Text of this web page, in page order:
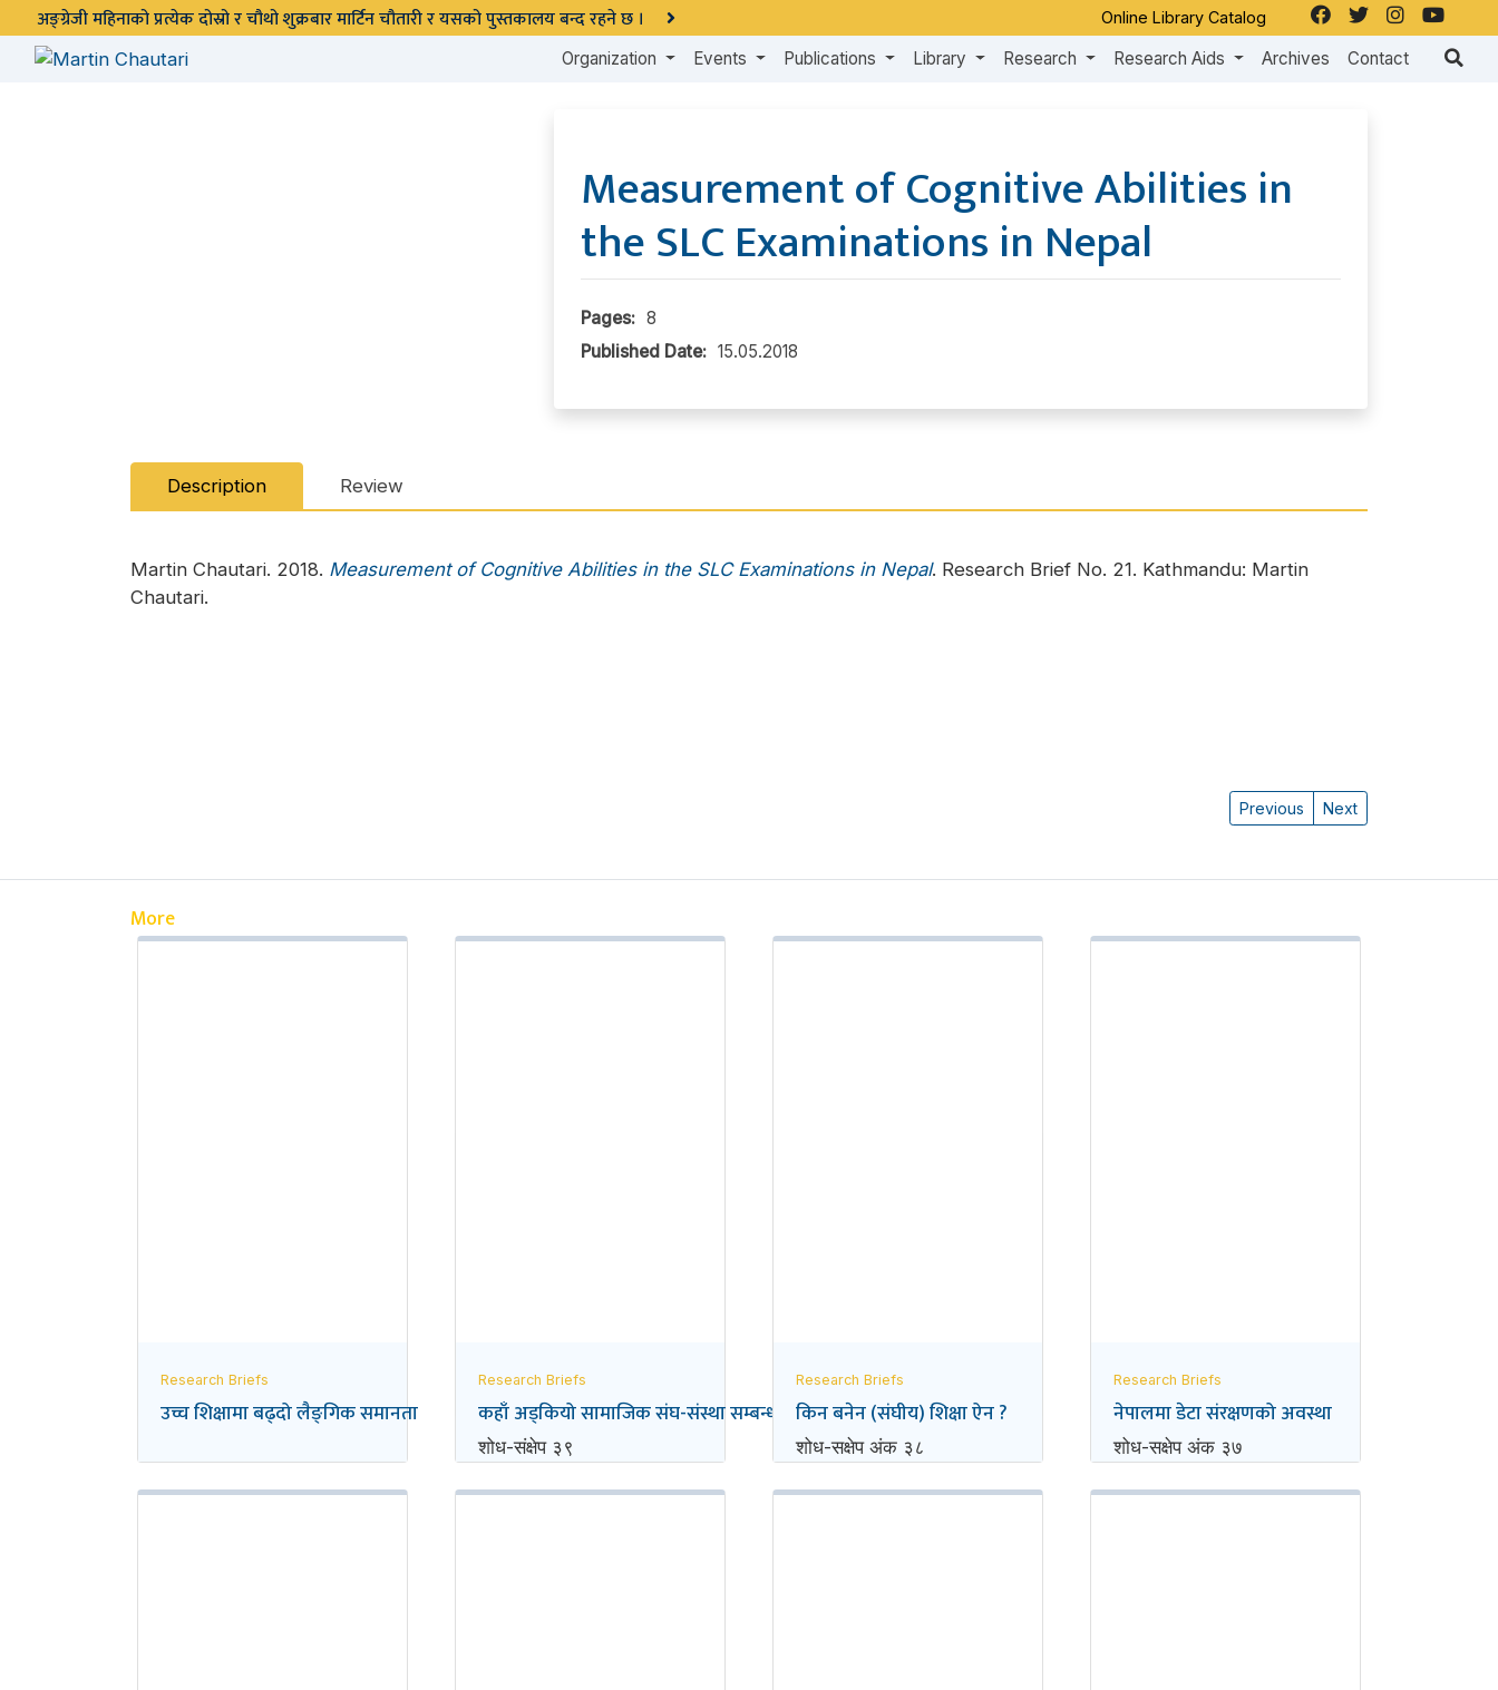
अङ्ग्रेजी महिनाको प्रत्येक दोस्रो र चौथो शुक्रबार मार्टिन चौतारी र यसको पुस्तकालय बन्द रहने छ । Online Library Catalog
Organization Events Publications Library Research Research Aids Archives Contact
Measurement of Cognitive Abilities in
the SLC Examinations in Nepal
Pages: 8
Published Date: 15.05.2018
Description Review
Martin Chautari. 2018. Measurement of Cognitive Abilities in the SLC Examinations in Nepal. Research Brief No. 21. Kathmandu: Martin
Chautari.
Previous Next
More
Research Briefs
उच्च शिक्षामा बढ्दो लैङ्‌गिक समानता
Research Briefs
कहाँ अड्कियो सामाजिक संघ-संस्था सम्बन्धी एकीकृत ऐन ?
शोध-संक्षेप ३९
Research Briefs
किन बनेन (संघीय) शिक्षा ऐन ?
शोध-स‌क्षेप अंक ३८
Research Briefs
नेपालमा डेटा संरक्षणको अवस्था
शोध-स‌क्षेप अंक ३७